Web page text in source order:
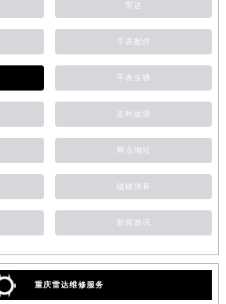
雷达
手表配件
手表生锈
走时故障
网点地址
磕碰摔坏
新闻资讯
重庆雷达维修服务